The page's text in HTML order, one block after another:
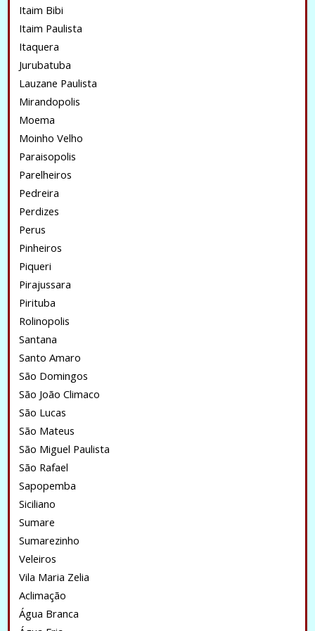
Itaim Bibi
Itaim Paulista
Itaquera
Jurubatuba
Lauzane Paulista
Mirandopolis
Moema
Moinho Velho
Paraisopolis
Parelheiros
Pedreira
Perdizes
Perus
Pinheiros
Piqueri
Pirajussara
Pirituba
Rolinopolis
Santana
Santo Amaro
São Domingos
São João Climaco
São Lucas
São Mateus
São Miguel Paulista
São Rafael
Sapopemba
Siciliano
Sumare
Sumarezinho
Veleiros
Vila Maria Zelia
Aclimação
Água Branca